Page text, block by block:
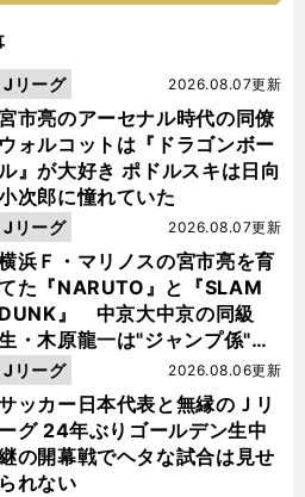
市亮のアーセナル時代の同僚
ウォルコットは『ドラゴンボー
』が大好き ポドルスキは日向
次郎に憧れていた
2026.08.07更新
Jリーグ
浜Ｆ・マリノスの宮市亮を育
た『NARUTO』と『SLAM
DUNK』 中京大中京の同級
・木原龍一は"ジャンプ係"だ
った
2026.08.07更新
Jリーグ
ッカー日本代表と無縁のＪリ
ーグ 24年ぶりゴールデン生中
の開幕戦でヘタな試合は見せ
られない
2026.08.06更新
Jリーグ